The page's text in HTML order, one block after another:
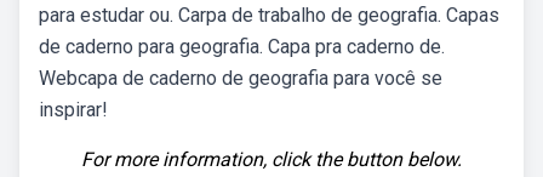
para estudar ou. Carpa de trabalho de geografia. Capas
de caderno para geografia. Capa pra caderno de.
Webcapa de caderno de geografia para você se
inspirar!
For more information, click the button below.